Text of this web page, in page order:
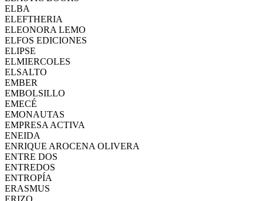
ELBA
ELEFTHERIA
ELEONORA LEMO
ELFOS EDICIONES
ELIPSE
ELMIERCOLES
ELSALTO
EMBER
EMBOLSILLO
EMECÉ
EMONAUTAS
EMPRESA ACTIVA
ENEIDA
ENRIQUE AROCENA OLIVERA
ENTRE DOS
ENTREDOS
ENTROPÍA
ERASMUS
ERIZO